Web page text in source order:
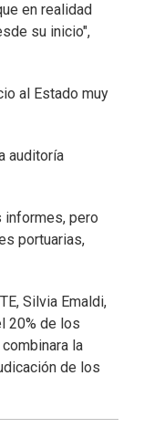
en realidad
su inicio",
al Estado muy
auditoría
informes, pero
portuarias,
Silvia Emaldi,
20% de los
la
de los